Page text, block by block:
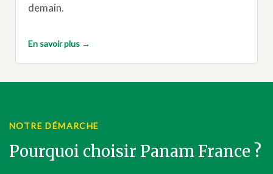
demain.
En savoir plus →
NOTRE DÉMARCHE
Pourquoi choisir Panam France ?